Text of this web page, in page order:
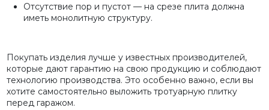
Отсутствие пор и пустот — на срезе плита должна
иметь монолитную структуру.
Покупать изделия лучше у известных производителей,
которые дают гарантию на свою продукцию и соблюдают
технологию производства. Это особенно важно, если вы
хотите самостоятельно выложить тротуарную плитку
перед гаражом.